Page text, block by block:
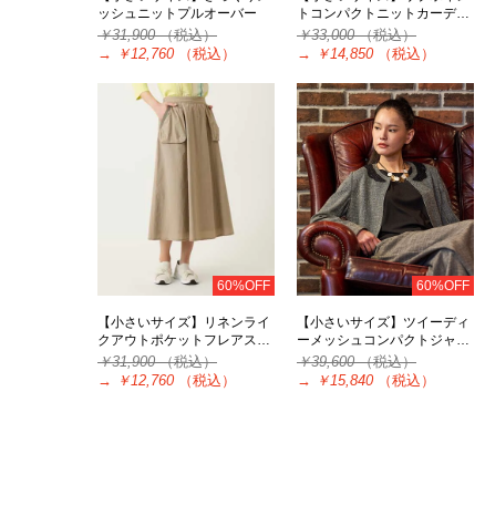
ッシュニットプルオーバー
￥31,900（税込）
→
￥12,760 （税込）
トコンパクトニットカーデ…
￥33,000（税込）
→
￥14,850 （税込）
60%OFF
【小さいサイズ】リネンライ
クアウトポケットフレアス…
￥31,900（税込）
→
￥12,760 （税込）
60%OFF
【小さいサイズ】ツイーディ
ーメッシュコンパクトジャ…
￥39,600（税込）
→
￥15,840 （税込）